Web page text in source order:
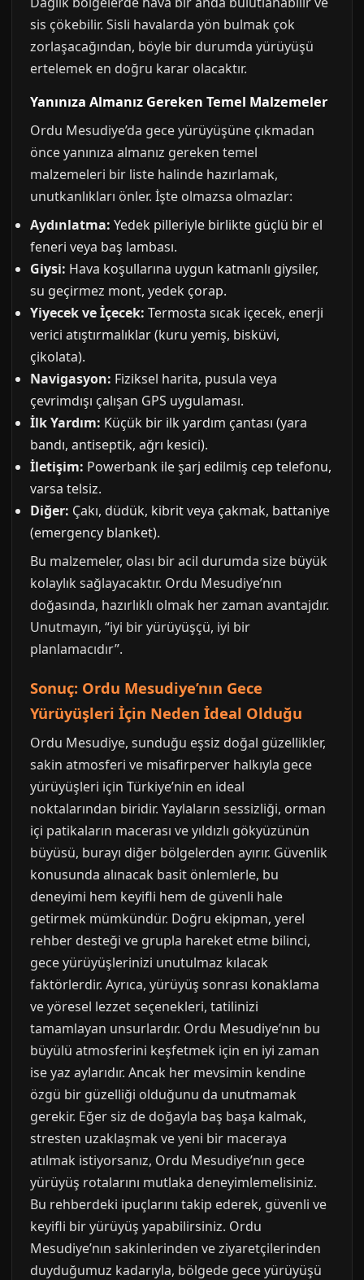
sis çökebilir. Sisli havalarda yön bulmak çok
zorlaşacağından, böyle bir durumda yürüyüşü
ertelemek en doğru karar olacaktır.
Yanınıza Almanız Gereken Temel Malzemeler
Ordu Mesudiye’da gece yürüyüşüne çıkmadan
önce yanınıza almanız gereken temel
malzemeleri bir liste halinde hazırlamak,
unutkanlıkları önler. İşte olmazsa olmazlar:
Aydınlatma: Yedek pilleriyle birlikte güçlü bir el
feneri veya baş lambası.
Giysi: Hava koşullarına uygun katmanlı giysiler,
su geçirmez mont, yedek çorap.
Yiyecek ve İçecek: Termosta sıcak içecek, enerji
verici atıştırmalıklar (kuru yemiş, bisküvi,
çikolata).
Navigasyon: Fiziksel harita, pusula veya
çevrimdışı çalışan GPS uygulaması.
İlk Yardım: Küçük bir ilk yardım çantası (yara
bandı, antiseptik, ağrı kesici).
İletişim: Powerbank ile şarj edilmiş cep telefonu,
varsa telsiz.
Diğer: Çakı, düdük, kibrit veya çakmak, battaniye
(emergency blanket).
Bu malzemeler, olası bir acil durumda size büyük
kolaylık sağlayacaktır. Ordu Mesudiye’nın
doğasında, hazırlıklı olmak her zaman avantajdır.
Unutmayın, “iyi bir yürüyüşçü, iyi bir
planlamacıdır”.
Sonuç: Ordu Mesudiye’nın Gece
Yürüyüşleri İçin Neden İdeal Olduğu
Ordu Mesudiye, sunduğu eşsiz doğal güzellikler,
sakin atmosferi ve misafirperver halkıyla gece
yürüyüşleri için Türkiye’nin en ideal
noktalarından biridir. Yaylaların sessizliği, orman
içi patikaların macerası ve yıldızlı gökyüzünün
büyüsü, burayı diğer bölgelerden ayırır. Güvenlik
konusunda alınacak basit önlemlerle, bu
deneyimi hem keyifli hem de güvenli hale
getirmek mümkündür. Doğru ekipman, yerel
rehber desteği ve grupla hareket etme bilinci,
gece yürüyüşlerinizi unutulmaz kılacak
faktörlerdir. Ayrıca, yürüyüş sonrası konaklama
ve yöresel lezzet seçenekleri, tatilinizi
tamamlayan unsurlardır. Ordu Mesudiye’nın bu
büyülü atmosferini keşfetmek için en iyi zaman
ise yaz aylarıdır. Ancak her mevsimin kendine
özgü bir güzelliği olduğunu da unutmamak
gerekir. Eğer siz de doğayla baş başa kalmak,
stresten uzaklaşmak ve yeni bir maceraya
atılmak istiyorsanız, Ordu Mesudiye’nın gece
yürüyüş rotalarını mutlaka deneyimlemelisiniz.
Bu rehberdeki ipuçlarını takip ederek, güvenli ve
keyifli bir yürüyüş yapabilirsiniz. Ordu
Mesudiye’nın sakinlerinden ve ziyaretçilerinden
duyduğumuz kadarıyla, bölgede gece yürüyüşü